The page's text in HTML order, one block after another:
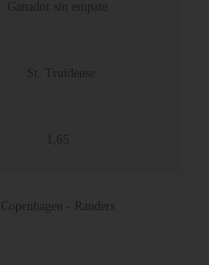
Ganador sin empate
St. Truidense
1,65
Copenhagen - Randers